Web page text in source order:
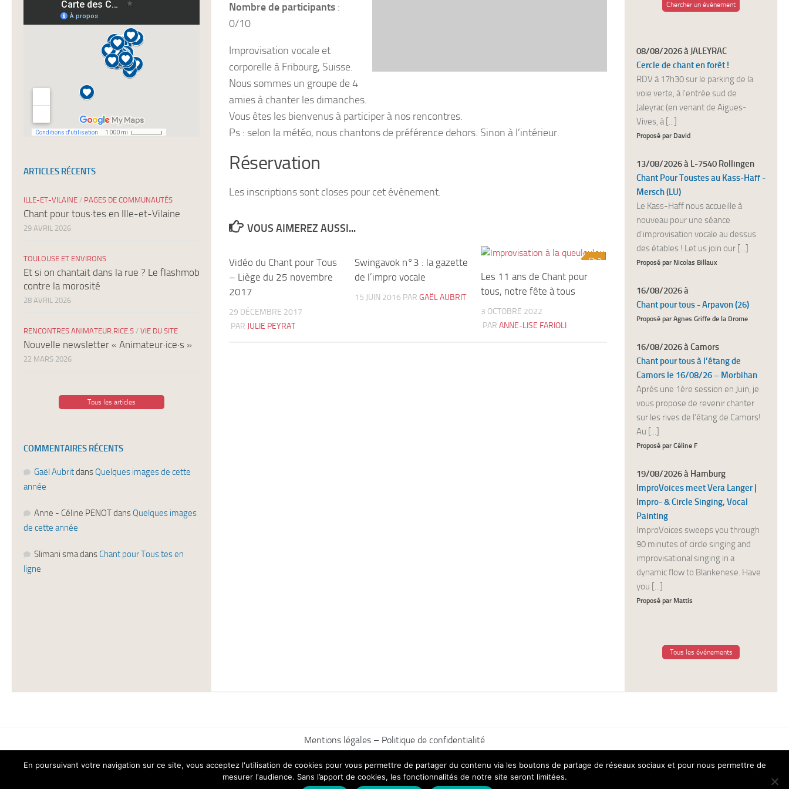
Nombre de participants :
0/10
Improvisation vocale et
corporelle à Fribourg, Suisse.
Nous sommes un groupe de 4
amies à chanter les dimanches.
Vous êtes les bienvenus à participer à nos rencontres.
Ps : selon la météo, nous chantons de préférence dehors. Sinon à l’intérieur.
Réservation
Les inscriptions sont closes pour cet évènement.
VOUS AIMEREZ AUSSI...
Vidéo du Chant pour Tous
– Liège du 25 novembre
2017
29 DÉCEMBRE 2017
PAR JULIE PEYRAT
Swingavok n°3 : la gazette
de l’impro vocale
15 JUIN 2016 PARGAËL AUBRIT
3
Les 11 ans de Chant pour
tous, notre fête à tous
3 OCTOBRE 2022
PAR ANNE-LISE FARIOLI
newsletters
ARTICLES RÉCENTS
ILLE-ET-VILAINE / PAGES DE COMMUNAUTÉS
Chant pour tous·tes en Ille-et-Vilaine
29 AVRIL 2026
TOULOUSE ET ENVIRONS
Et si on chantait dans la rue ? Le flashmob
contre la morosité
28 AVRIL 2026
RENCONTRES ANIMATEUR.RICE.S / VIE DU SITE
Nouvelle newsletter « Animateur·ice·s »
22 MARS 2026
Tous les articles
COMMENTAIRES RÉCENTS
Gaël Aubritdans Quelques images de cette
année
Anne - Céline PENOTdans Quelques images
de cette année
Slimani smadans Chant pour Tous.tes en
ligne
Chercher un événement
08/08/2026 à JALEYRAC
Cercle de chant en forêt !
RDV à 17h30 sur le parking de la
voie verte, à l'entrée sud de
Jaleyrac (en venant de Aigues-
Vives, à [...]
Proposé par David
13/08/2026 à L-7540 Rollingen
Chant Pour Toustes au Kass-Haff -
Mersch (LU)
Le Kass-Haff nous accueille à
nouveau pour une séance
d'improvisation vocale au dessus
des étables ! Let us join our [...]
Proposé par Nicolas Billaux
16/08/2026 à
Chant pour tous - Arpavon (26)
Proposé par Agnes Griffe de la Drome
16/08/2026 à Camors
Chant pour tous à l’étang de
Camors le 16/08/26 – Morbihan
Après une 1ère session en Juin, je
vous propose de revenir chanter
sur les rives de l’étang de Camors!
Au [...]
Proposé par Céline F
19/08/2026 à Hamburg
ImproVoices meet Vera Langer |
Impro- & Circle Singing, Vocal
Painting
ImproVoices sweeps you through
90 minutes of circle singing and
improvisational singing in a
dynamic flow to Blankenese. Have
you [...]
Proposé par Mattis
Tous les événements
Mentions légales – Politique de confidentialité
En poursuivant votre navigation sur ce site, vous acceptez l'utilisation de cookies pour vous permettre de partager du contenu via les boutons de partage de réseaux sociaux et pour nous permettre de
mesurer l'audience. Sans l’apport de cookies, les fonctionnalités de notre site seront limitées.